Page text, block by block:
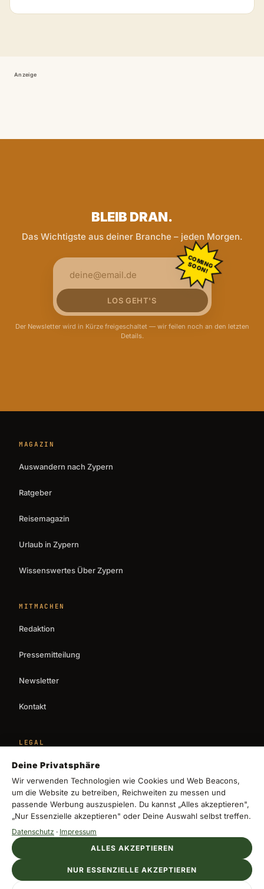
Anzeige
BLEIB DRAN.
Das Wichtigste aus deiner Branche – jeden Morgen.
LOS GEHT'S
COMING
SOON!
Der Newsletter wird in Kürze freigeschaltet — wir feilen noch an den letzten
Details.
MAGAZIN
Auswandern nach Zypern
Ratgeber
Reisemagazin
Urlaub in Zypern
Wissenswertes Über Zypern
MITMACHEN
Redaktion
Pressemitteilung
Newsletter
Kontakt
LEGAL
Impressum
Datenschutz
Cookie-Einstellungen
welovezypern
© 2026 we love zypern. Das Reisemagazin für
Deine Privatsphäre
Wir verwenden Technologien wie Cookies und Web Beacons,
um die Website zu betreiben, Reichweiten zu messen und
passende Werbung auszuspielen. Du kannst „Alles akzeptieren",
„Nur Essenzielle akzeptieren" oder Deine Auswahl selbst treffen.
Datenschutz · Impressum
NUR ESSENZIELLE AKZEPTIEREN
ALLES AKZEPTIEREN